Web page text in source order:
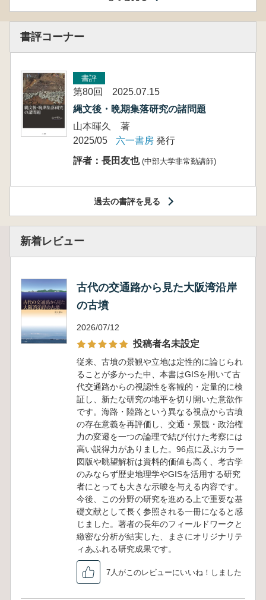
書評コーナー
書評
第80回 2025.07.15
縄文後・晩期集落研究の諸問題
山本暉久 著
2025/05
六一書房 発行
評者：長田友也 (中部大学非常勤講師)
過去の書評を見る
新着レビュー
古代の交通路から見た大阪湾沿岸
の古墳
2026/07/12
投稿者名未設定
従来、古墳の景観や立地は定性的に論じられ
ることが多かった中、本書はGISを用いて古
代交通路からの視認性を客観的・定量的に検
証し、新たな研究の地平を切り開いた意欲作
です。海路・陸路という異なる視点から古墳
の存在意義を再評価し、交通・景観・政治権
力の変遷を一つの論理で結び付けた考察には
高い説得力がありました。96点に及ぶカラー
図版や眺望解析は資料的価値も高く、考古学
のみならず歴史地理学やGISを活用する研究
者にとっても大きな示唆を与える内容です。
今後、この分野の研究を進める上で重要な基
礎文献として長く参照される一冊になると感
じました。著者の長年のフィールドワークと
緻密な分析が結実した、まさにオリジナリテ
ィあふれる研究成果です。
7人がこのレビューにいいね！しました